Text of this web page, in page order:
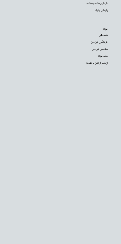
نوزاد
شیردهی
غربالگری نوزادان
سلامتی نوزادان
رشد نوزاد
از شیر گرفتن و تغذیه
بارداری هفته به هفته
زایمان و تولد